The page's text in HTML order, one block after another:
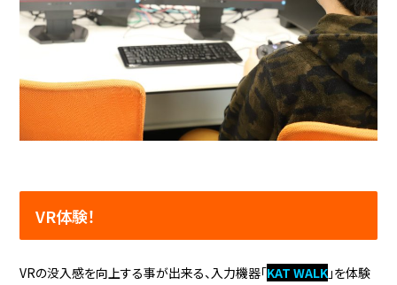
VR体験！
VRの没入感を向上する事が出来る、入力機器「KAT WALK」を体験